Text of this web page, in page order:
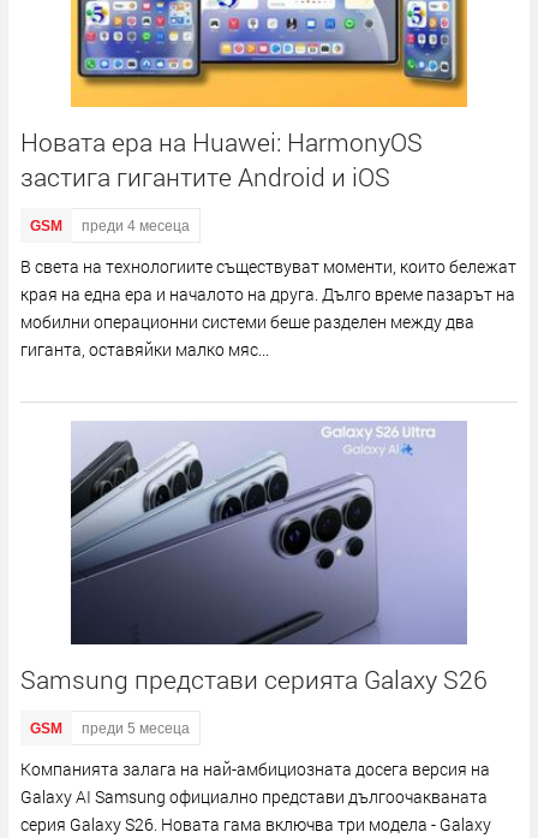
Новата ера на Huawei: HarmonyOS
застига гигантите Android и iOS
GSM преди 4 месеца
В света на технологиите съществуват моменти, които бележат
края на една ера и началото на друга. Дълго време пазарът на
мобилни операционни системи беше разделен между два
гиганта, оставяйки малко мяс...
Samsung представи серията Galaxy S26
GSM преди 5 месеца
Компанията залага на най-амбициозната досега версия на
Galaxy AI Samsung официално представи дългоочакваната
серия Galaxy S26. Новата гама включва три модела - Galaxy